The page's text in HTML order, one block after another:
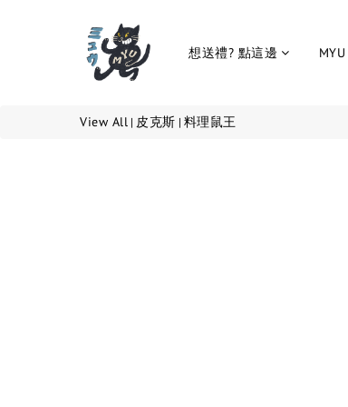
想送禮? 點這邊 MYU
View All | 皮克斯 | 料理鼠王